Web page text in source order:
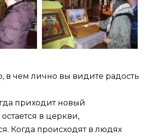
в чем лично вы видите радость
приходит новый
в церкви,
Когда происходят в людях